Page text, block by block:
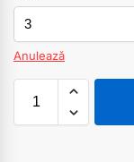
Anulează